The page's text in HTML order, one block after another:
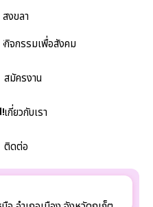
สงขลา
สุราษฎร์ธานี
กิจกรรมเพื่อสังคม
สมัครงาน
เกี่ยวกับเรา
ติดต่อ